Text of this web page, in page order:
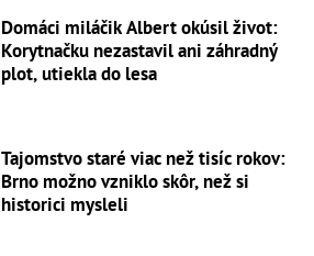
Domáci miláčik Albert okúsil život:
Korytnačku nezastavil ani záhradný
plot, utiekla do lesa
Tajomstvo staré viac než tisíc rokov:
Brno možno vzniklo skôr, než si
historici mysleli